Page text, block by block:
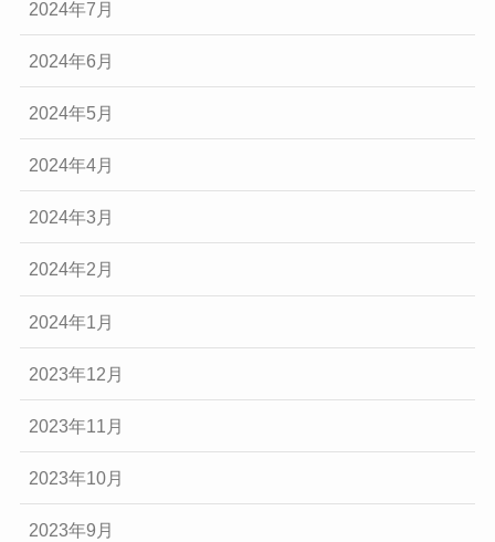
2024年7月
2024年6月
2024年5月
2024年4月
2024年3月
2024年2月
2024年1月
2023年12月
2023年11月
2023年10月
2023年9月